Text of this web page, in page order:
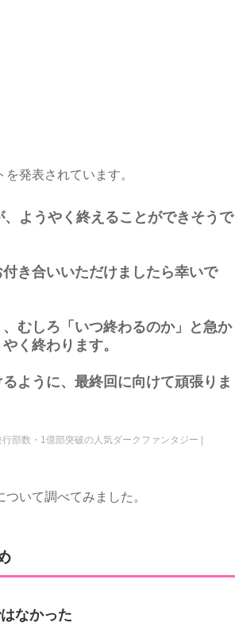
発表されています。
ようやく終えることができそうで
き合いいただけましたら幸いで
むしろ「いつ終わるのか」と急か
く終わります。
ように、最終回に向けて頑張りま
部数・1億部突破の人気ダークファンタジー |
いて調べてみました。
なかった